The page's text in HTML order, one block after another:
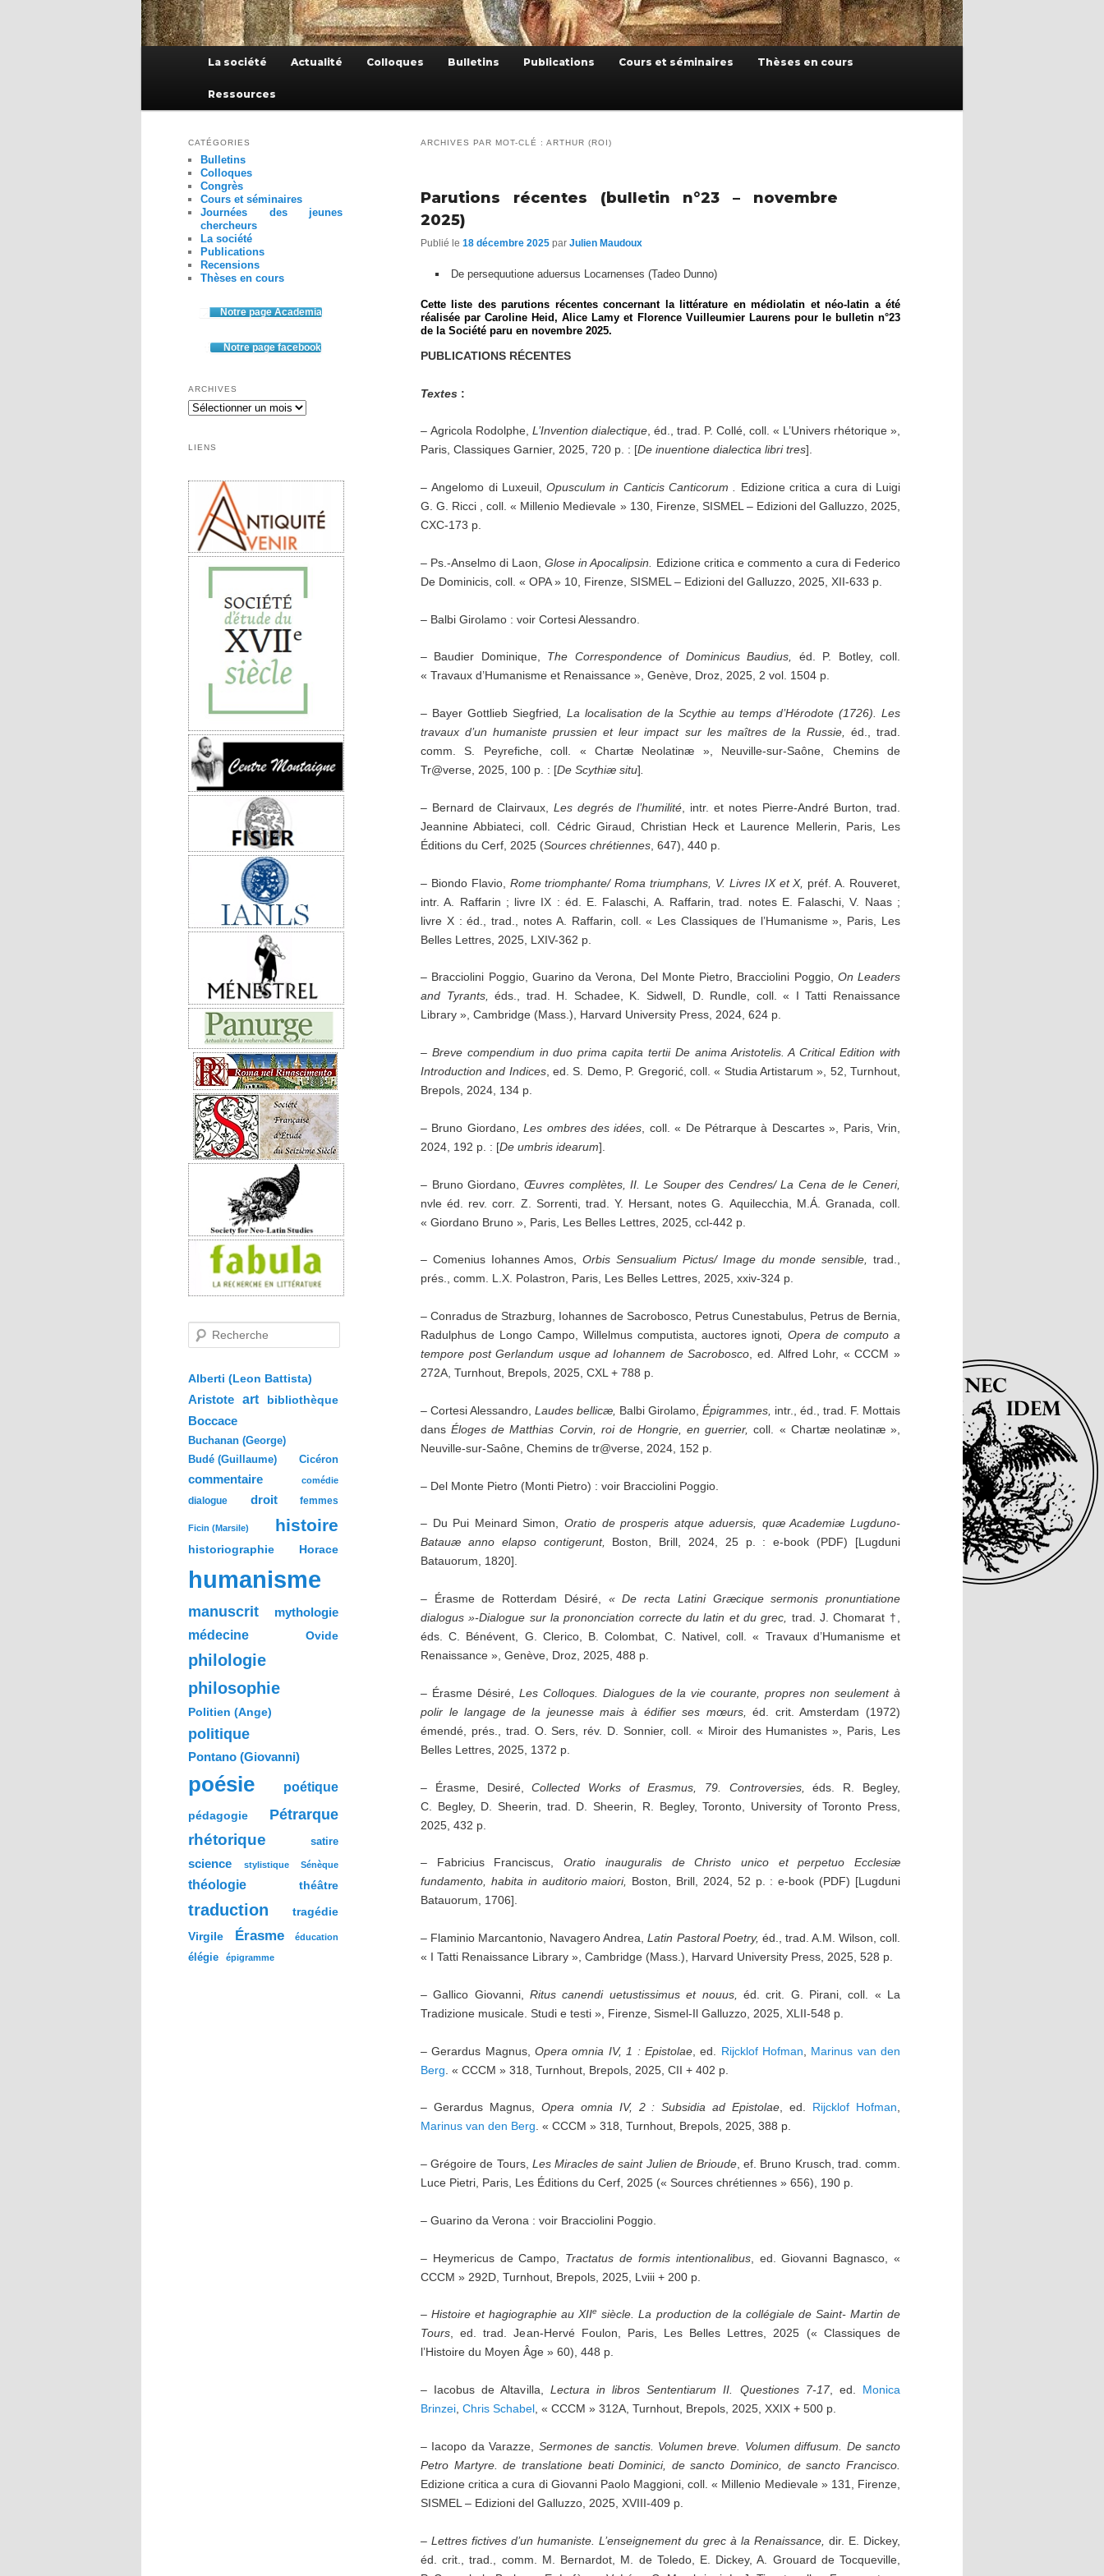
La société Actualité Colloques Bulletins Publications Cours et séminaires Thèses en cours
Ressources
ARCHIVES PAR MOT-CLÉ : ARTHUR (ROI)
Parutions récentes (bulletin n°23 – novembre
2025)
Publié le 18 décembre 2025 par Julien Maudoux
De persequutione aduersus Locarnenses (Tadeo Dunno)
Cette liste des parutions récentes concernant la littérature en médiolatin et néo-latin a été
réalisée par Caroline Heid, Alice Lamy et Florence Vuilleumier Laurens pour le bulletin n°23
de la Société paru en novembre 2025.
PUBLICATIONS RÉCENTES
Textes :
– Agricola Rodolphe, L’Invention dialectique, éd., trad. P. Collé, coll. « L’Univers rhétorique »,
Paris, Classiques Garnier, 2025, 720 p. : [De inuentione dialectica libri tres].
– Angelomo di Luxeuil,Opusculum in Canticis Canticorum
Edizione critica a cura di Luigi
G. G. Ricci , coll. « Millenio Medievale » 130, Firenze, SISMEL – Edizioni del Galluzzo, 2025,
CXC-173 p.
– Ps.-Anselmo di Laon,Glose in Apocalipsin. Edizione critica e commento a cura di Federico
De Dominicis, coll. « OPA » 10, Firenze, SISMEL – Edizioni del Galluzzo, 2025, XII-633 p.
– Balbi Girolamo : voir Cortesi Alessandro.
– Baudier Dominique, The Correspondence of Dominicus Baudius, éd. P. Botley, coll.
« Travaux d’Humanisme et Renaissance », Genève, Droz, 2025, 2 vol. 1504 p.
– Bayer Gottlieb Siegfried , La localisation de la Scythie au temps d’Hérodote (1726). Les
travaux d’un humaniste prussien et leur impact sur les maîtres de la Russie,
éd., trad.
comm. S. Peyrefiche, coll. « Chartæ Neolatinæ », Neuville-sur-Saône, Chemins de
Tr@verse, 2025, 100 p. : [De Scythiæ situ]
– Bernard de Clairvaux, Les degrés de l’humilité , intr. et notes Pierre-André Burton, trad.
Jeannine Abbiateci, coll. Cédric Giraud, Christian Heck et Laurence Mellerin, Paris, Les
Éditions du Cerf, 2025 (Sources chrétiennes , 647), 440 p.
– Biondo Flavio, Rome triomphante/ Roma triumphans, V. Livres IX et X, préf. A. Rouveret,
intr. A. Raffarin ; livre IX : éd. E. Falaschi, A. Raffarin, trad. notes E. Falaschi, V. Naas ;
livre X : éd., trad., notes A. Raffarin, coll. « Les Classiques de l’Humanisme », Paris, Les
Belles Lettres, 2025, LXIV-362 p.
– Bracciolini Poggio, Guarino da Verona, Del Monte Pietro, Bracciolini Poggio, On Leaders
and Tyrants, éds., trad. H. Schadee, K. Sidwell, D. Rundle, coll. « I Tatti Renaissance
Library », Cambridge (Mass.), Harvard University Press, 2024, 624 p.
– Breve compendium in duo prima capita tertii De anima Aristotelis.A Critical Edition with
Introduction and Indices, ed. S. Demo, P. Gregorić, coll. « Studia Artistarum », 52, Turnhout,
Brepols, 2024, 134 p.
– Bruno Giordano,Les ombres des idées , coll. « De Pétrarque à Descartes », Paris, Vrin,
2024, 192 p. : [De umbris idearum].
– Bruno Giordano, Œuvres complètes, II. Le Souper des Cendres/ La Cena de le Ceneri,
nvle éd. rev. corr. Z. Sorrenti, trad. Y. Hersant, notes G. Aquilecchia, M.Á. Granada, coll.
« Giordano Bruno », Paris, Les Belles Lettres, 2025, ccl-442 p.
– Comenius Iohannes Amos,Orbis Sensualium Pictus/ Image du monde sensible, trad.,
prés., comm. L.X. Polastron, Paris, Les Belles Lettres, 2025, xxiv-324 p.
– Conradus de Strazburg, Iohannes de Sacrobosco, Petrus Cunestabulus, Petrus de Bernia,
Radulphus de Longo Campo, Willelmus computista, auctores ignoti , Opera de computo a
tempore post Gerlandum usque ad Iohannem de Sacrobosco , ed. Alfred Lohr, « CCCM »
272A, Turnhout, Brepols, 2025, CXL + 788 p.
– Cortesi Alessandro, Laudes bellicæ, Balbi Girolamo, Épigrammes, intr., éd., trad. F. Mottais
dansÉloges de Matthias Corvin, roi de Hongrie, en guerrier, coll. « Chartæ neolatinæ »,
Neuville-sur-Saône, Chemins de tr@verse, 2024, 152 p.
– Del Monte Pietro (Monti Pietro) : voir Bracciolini Poggio.
– Du Pui Meinard Simon, Oratio de prosperis atque aduersis, quæ Academiæ Lugduno-
Batauæ anno elapso contigerunt, Boston, Brill, 2024, 25 p. : e-book (PDF) [Lugduni
Batauorum, 1820].
– Érasme de Rotterdam Désiré, « De recta Latini Græcique sermonis pronuntiatione
dialogus »-Dialogue sur la prononciation correcte du latin et du grec,
trad. J. Chomarat †,
éds. C. Bénévent, G. Clerico, B. Colombat, C. Nativel, coll. « Travaux d’Humanisme et
Renaissance », Genève, Droz, 2025, 488 p.
– Érasme Désiré, Les Colloques. Dialogues de la vie courante, propres non seulement à
polir le langage de la jeunesse mais à édifier ses mœurs,
éd. crit. Amsterdam (1972)
émendé, prés., trad. O. Sers, rév. D. Sonnier, coll. « Miroir des Humanistes », Paris, Les
Belles Lettres, 2025, 1372 p.
– Érasme, Desiré,Collected Works of Erasmus, 79. Controversies,éds. R. Begley,
C. Begley, D. Sheerin, trad. D. Sheerin, R. Begley, Toronto, University of Toronto Press,
2025, 432 p.
– Fabricius Franciscus, Oratio inauguralis de Christo unico et perpetuo Ecclesiæ
fundamento, habita in auditorio maiori, Boston, Brill, 2024, 52 p. : e-book (PDF) [Lugduni
Batauorum, 1706].
– Flaminio Marcantonio, Navagero Andrea,Latin Pastoral Poetry, éd., trad. A.M. Wilson, coll.
« I Tatti Renaissance Library », Cambridge (Mass.), Harvard University Press, 2025, 528 p.
– Gallico Giovanni,Ritus canendi uetustissimus et nouus,
éd. crit. G. Pirani, coll. « La
Tradizione musicale. Studi e testi », Firenze, Sismel-Il Galluzzo, 2025, XLII-548 p.
– Gerardus Magnus,Opera omnia IV, 1 : Epistolae, ed. Rijcklof Hofman
Marinus van den
Berg . « CCCM » 318, Turnhout, Brepols, 2025, CII + 402 p.
– Gerardus Magnus, Opera omnia IV, 2 : Subsidia ad Epistolae, ed. Rijcklof Hofman,
Marinus van den Berg. « CCCM » 318, Turnhout, Brepols, 2025, 388 p.
– Grégoire de Tours, Les Miracles de saint Julien de Brioude , ef. Bruno Krusch, trad. comm.
Luce Pietri, Paris, Les Éditions du Cerf, 2025 (« Sources chrétiennes » 656), 190 p.
– Guarino da Verona : voir Bracciolini Poggio.
– Heymericus de Campo, Tractatus de formis intentionalibus, ed. Giovanni Bagnasco, «
CCCM » 292D, Turnhout, Brepols, 2025, Lviii + 200 p.
–Histoire et hagiographie au XIIe siècle. La production de la collégiale de Saint- Martin de
Tours, ed. trad. Jean-Hervé Foulon, Paris, Les Belles Lettres, 2025 (« Classiques de
l’Histoire du Moyen Âge » 60), 448 p.
– Iacobus de Altavilla, Lectura in libros Sententiarum II. Questiones 7-17, ed. Monica
Brinzei Chris Schabel , « CCCM » 312A, Turnhout, Brepols, 2025, XXIX + 500 p.
– Iacopo da Varazze, Sermones de sanctis. Volumen breve. Volumen diffusum. De sancto
Petro Martyre.
de translatione beati Dominici, de sancto Dominico, de sancto Francisco.
Edizione critica a cura di Giovanni Paolo Maggioni, coll. « Millenio Medievale » 131, Firenze,
SISMEL – Edizioni del Galluzzo, 2025, XVIII-409 p.
– Lettres fictives d’un humaniste.L’enseignement du grec à la Renaissance, dir. E. Dickey,
éd. crit., trad., comm. M. Bernardot, M. de Toledo, E. Dickey, A. Grouard de Tocqueville,
CATÉGORIES
Bulletins
Colloques
Congrès
Cours et séminaires
Journées des jeunes
chercheurs
La société
Publications
Recensions
Thèses en cours
Notre page Academia
Notre page facebook
ARCHIVES
LIENS
c
e
c
e
Alberti (Leon Battista)
Aristote art bibliothèque
Boccace
Buchanan (George)
Budé (Guillaume) Cicéron
commentaire comédie
dialogue droit femmes
Ficin (Marsile) histoire
historiographie Horace
humanisme
manuscrit
mythologie
médecine
Ovide
philologie
philosophie
Politien (Ange)
politique
Pontano (Giovanni)
poésie poétique
pédagogie Pétrarque
rhétorique satire
science stylistique Sénèque
théologie théâtre
traduction
tragédie
Virgile
Érasme éducation
élégie épigramme